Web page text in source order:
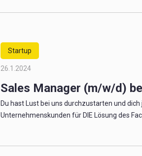
Startup
26.1.2024
Sales Manager (m/w/d)
Du hast Lust bei uns durchzustarten und
Unternehmenskunden für DIE Lösung des